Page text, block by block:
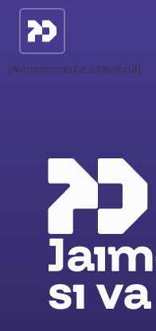
[woocommerce_checkout]